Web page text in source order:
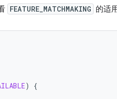
FEATURE_MATCHMAKING 的适
) {